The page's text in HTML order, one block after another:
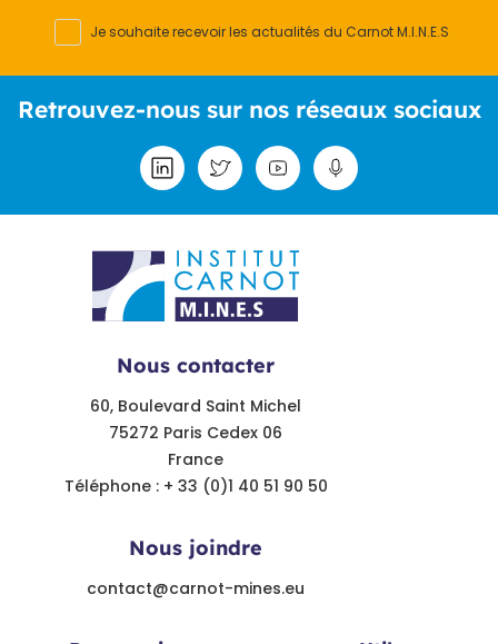
Je souhaite recevoir les actualités du Carnot M.I.N.E.S
Retrouvez-nous sur nos réseaux sociaux
Nous joindre
contact@carnot-mines.eu
Nous contacter
60, Boulevard Saint Michel
75272 Paris Cedex 06
France
Téléphone : + 33 (0)1 40 51 90 50